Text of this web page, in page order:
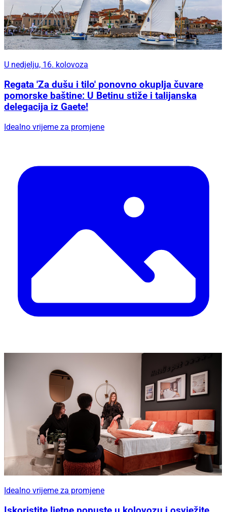
U nedjelju, 16. kolovoza
Regata 'Za dušu i tilo' ponovno okuplja čuvare
pomorske baštine: U Betinu stiže i talijanska
delegacija iz Gaete!
Idealno vrijeme za promjene
Idealno vrijeme za promjene